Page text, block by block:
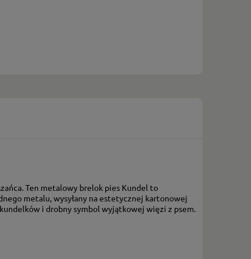
Ten metalowy brelok pies Kundel to
metalu, wysyłany na estetycznej kartonowej
kundelków i drobny symbol wyjątkowej więzi z psem.